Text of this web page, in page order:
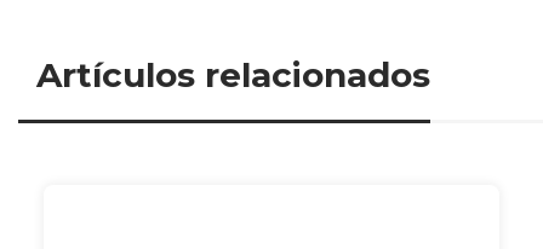
Artículos relacionados